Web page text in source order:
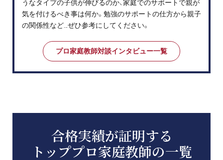
うなタイプの子供が伸びるのか、家庭でのサポートで親が
気を付けるべき事は何か。勉強のサポートの仕方から親子
の関係性など…ぜひ参考にしてください。
プロ家庭教師対談インタビュー一覧
合格実績が証明する
トッププロ家庭教師の一覧